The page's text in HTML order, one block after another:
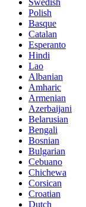
Swedish
Polish
Basque
Catalan
Esperanto
Hindi
Lao
Albanian
Amharic
Armenian
Azerbaijani
Belarusian
Bengali
Bosnian
Bulgarian
Cebuano
Chichewa
Corsican
Croatian
Dutch